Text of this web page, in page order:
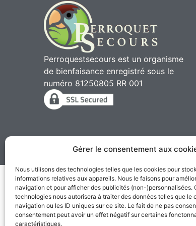
Gérer le consentement aux
Nous utilisons des technologies telles que les cookies pour
informations relatives aux appareils. Nous le faisons pour
navigation et pour afficher des publicités (non-)personnalisées.
technologies nous autorisera à traiter des données telles que le
navigation ou les ID uniques sur ce site. Le fait de ne pas
consentement peut avoir un effet négatif sur certaines
caractéristiques.
Perroquestsecours est un organisme
de bienfaisance enregistré sous le
numéro 81250805 RR 001
2010 - 2026